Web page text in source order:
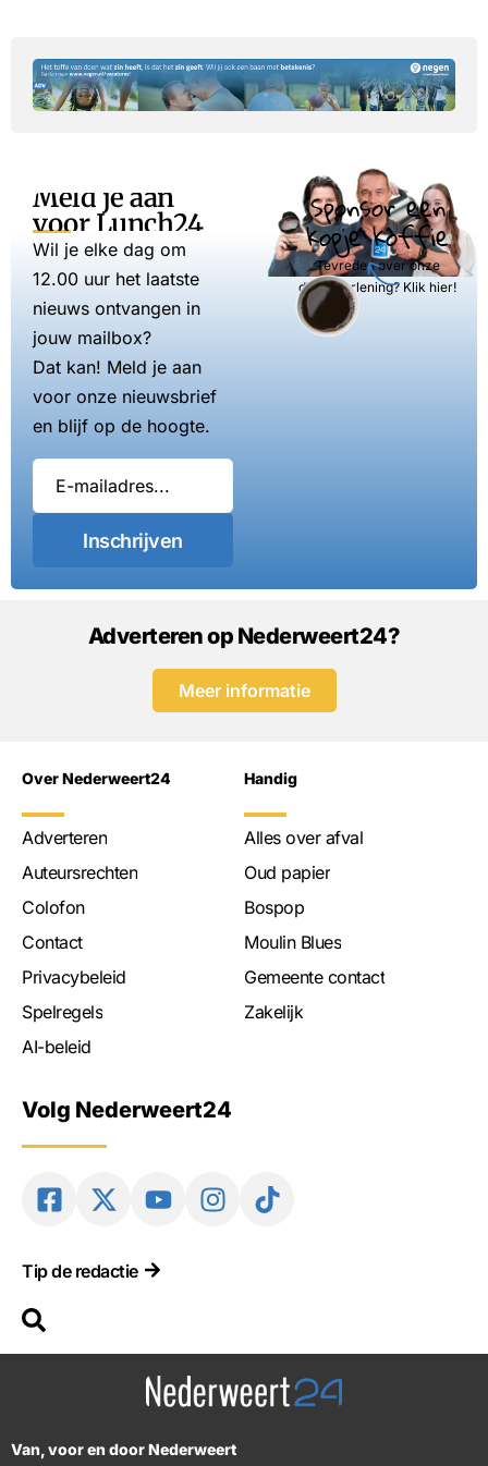
Meld je aan
voor Lunch24
Wil je elke dag om
12.00 uur het laatste
nieuws ontvangen in
jouw mailbox?
Dat kan! Meld je aan
voor onze nieuwsbrief
en blijf op de hoogte.
Inschrijven
Sponsor een
kopje koffie
Tevreden over onze
dienstverlening? Klik hier!
Adverteren op Nederweert24?
Meer informatie
Over Nederweert24
Adverteren
Auteursrechten
Colofon
Contact
Privacybeleid
Spelregels
AI-beleid
Handig
Alles over afval
Oud papier
Bospop
Moulin Blues
Gemeente contact
Zakelijk
Volg Nederweert24
Tip de redactie
Van, voor en door Nederweert